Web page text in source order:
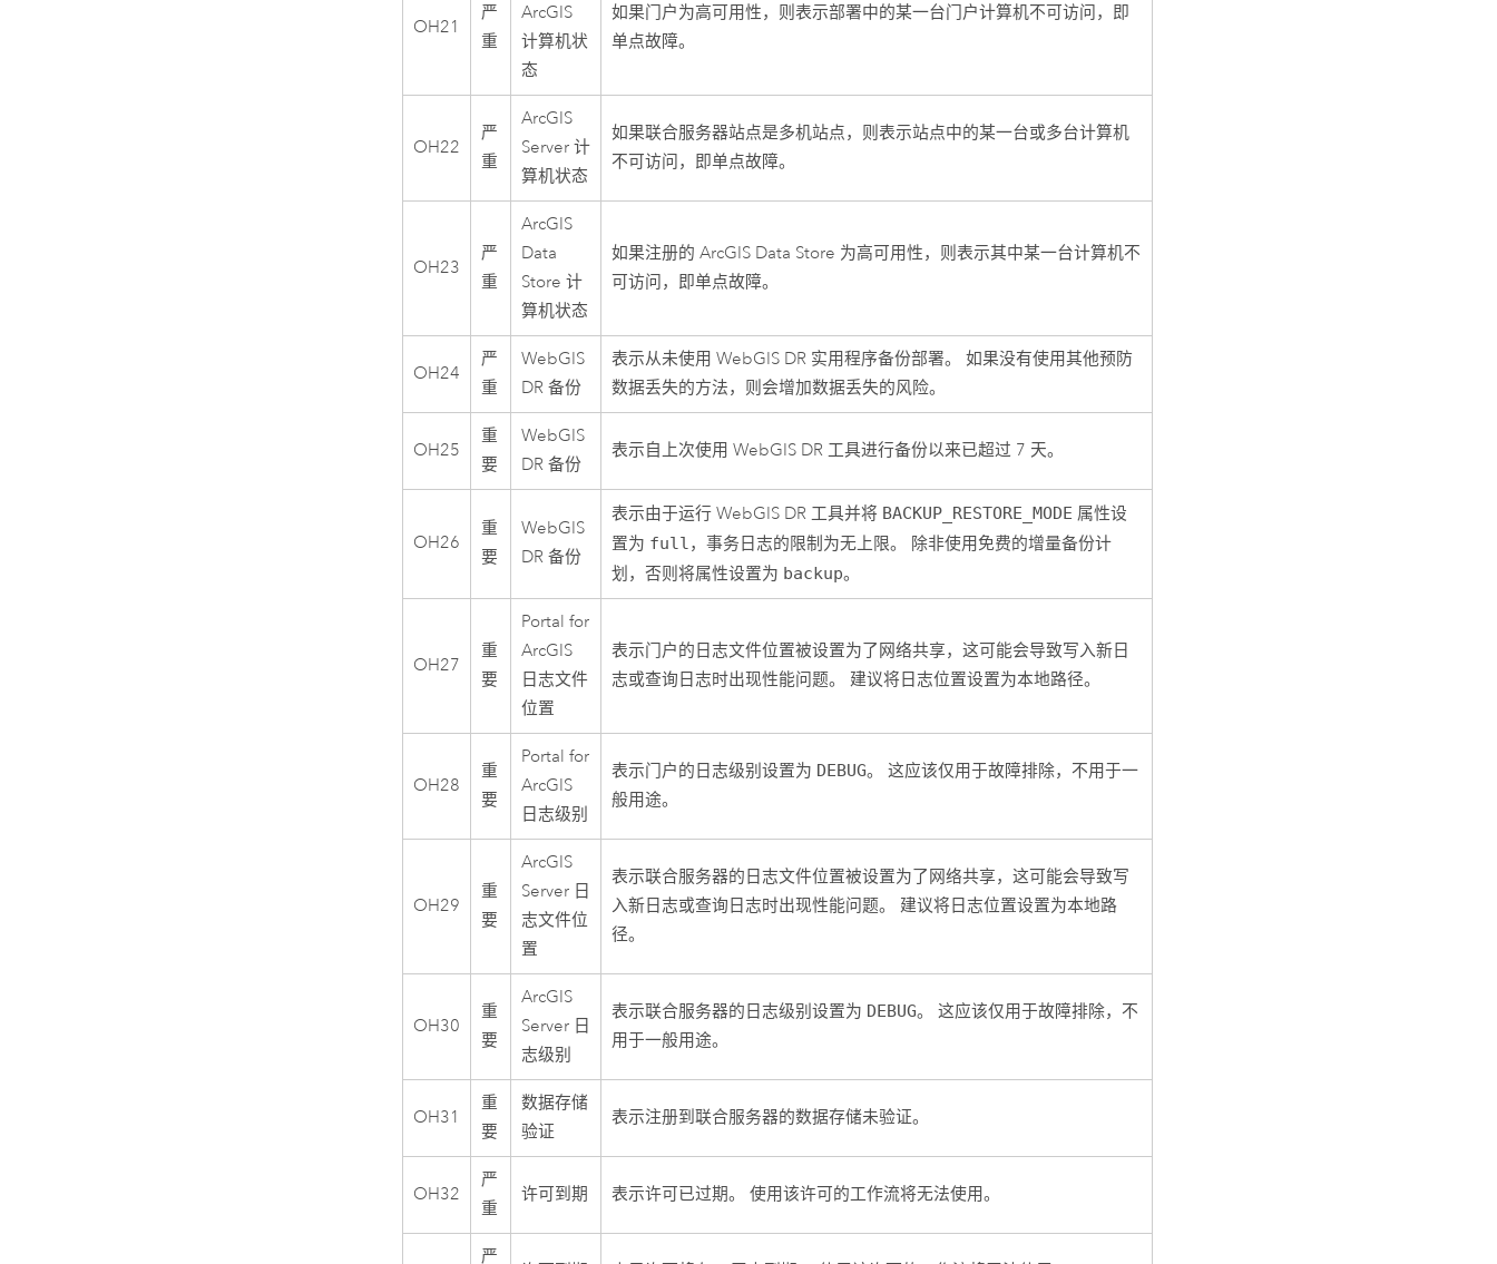
OH21
严
重
ArcGIS
计算机状
态
如果门户为高可用性，则表示部署中的某一台门户计算机不可访问，即
单点故障。
OH22
严
重
ArcGIS
Server 计
算机状态
如果联合服务器站点是多机站点，则表示站点中的某一台或多台计算机
不可访问，即单点故障。
OH23
严
重
ArcGIS
Data
Store 计
算机状态
如果注册的ArcGIS Data Store 为高可用性，则表示其中某一台计算机不
可访问，即单点故障。
OH24
严
重
WebGIS
DR 备份
表示从未使用 WebGIS DR 实用程序备份部署。 如果没有使用其他预防
数据丢失的方法，则会增加数据丢失的风险。
OH25
重
要
WebGIS
DR 备份
表示自上次使用 WebGIS DR 工具进行备份以来已超过 7 天。
OH26
重
要
WebGIS
DR 备份
表示由于运行 WebGIS DR 工具并将 BACKUP_RESTORE_MODE 属性设
置为 full，事务日志的限制为无上限。 除非使用免费的增量备份计
划，否则将属性设置为 backup。
OH27
重
要
Portal for
ArcGIS
日志文件
位置
表示门户的日志文件位置被设置为了网络共享，这可能会导致写入新日
志或查询日志时出现性能问题。 建议将日志位置设置为本地路径。
OH28
重
要
Portal for
ArcGIS
日志级别
表示门户的日志级别设置为 DEBUG。 这应该仅用于故障排除，不用于一
般用途。
OH29
重
要
ArcGIS
Server 日
志文件位
置
表示联合服务器的日志文件位置被设置为了网络共享，这可能会导致写
入新日志或查询日志时出现性能问题。 建议将日志位置设置为本地路
径。
OH30
重
要
ArcGIS
Server 日
志级别
表示联合服务器的日志级别设置为 DEBUG。 这应该仅用于故障排除，不
用于一般用途。
OH31
重
要
数据存储
验证
表示注册到联合服务器的数据存储未验证。
OH32
严
重
许可到期 表示许可已过期。 使用该许可的工作流将无法使用。
严